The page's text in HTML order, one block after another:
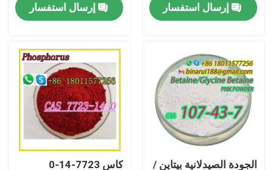
رقابة جودة
المواد الخام الكيميائية اليومية
المواد الكيميائية غير العضوية المواد الخام
الوسطيات الكيميائية الدقيقة
إرسال استفسار إرسال استفسار
الجودة الصيدلانية بيتاين / كاس 7723-14-0